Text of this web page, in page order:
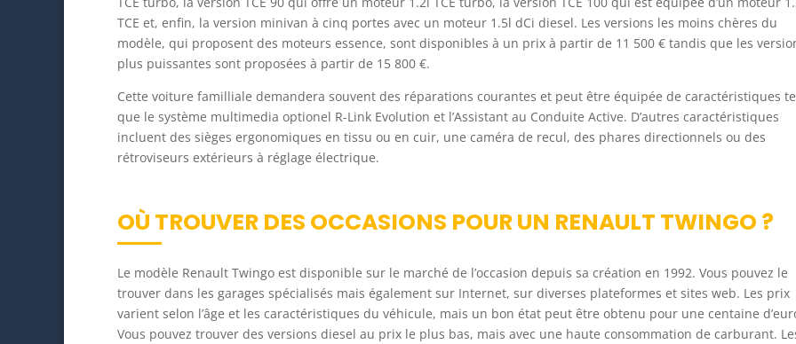
TCE et, enfin, la version minivan à cinq portes avec un moteur 1.5l dCi diesel. Les versions les moins chères du
modèle, qui proposent des moteurs essence, sont disponibles à un prix à partir de 11 500 € tandis que les
plus puissantes sont proposées à partir de 15 800 €.
Cette voiture familliale demandera souvent des réparations courantes et peut être équipée de caractéristiques
que le système multimedia optionel R-Link Evolution et l’Assistant au Conduite Active. D’autres caractéristiques
incluent des sièges ergonomiques en tissu ou en cuir, une caméra de recul, des phares directionnels ou des
rétroviseurs extérieurs à réglage électrique.
OÙ TROUVER DES OCCASIONS POUR UN RENAULT TWINGO ?
Le modèle Renault Twingo est disponible sur le marché de l’occasion depuis sa création en 1992. Vous pouvez le
trouver dans les garages spécialisés mais également sur Internet, sur diverses plateformes et sites web. Les prix
varient selon l’âge et les caractéristiques du véhicule, mais un bon état peut être obtenu pour une centaine
Vous pouvez trouver des versions diesel au prix le plus bas, mais avec une haute consommation de carburant.